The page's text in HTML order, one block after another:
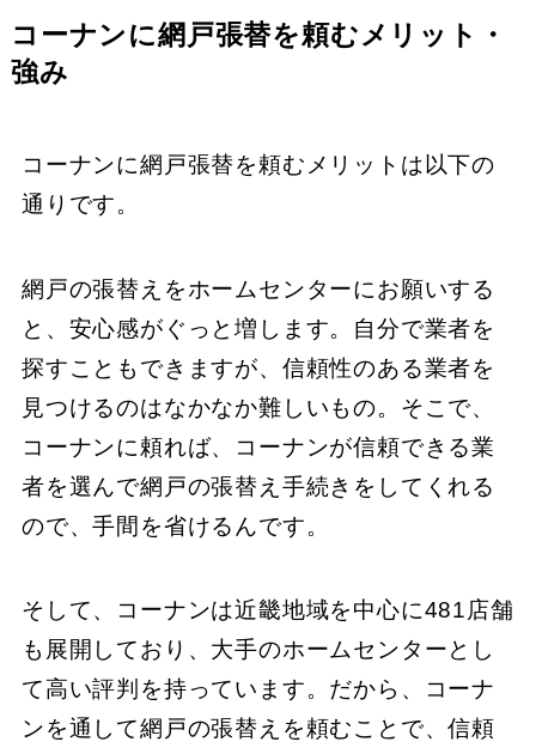
コーナンに網戸張替を頼むメリット・
強み
コーナンに網戸張替を頼むメリットは以下の
通りです。
網戸の張替えをホームセンターにお願いする
と、安心感がぐっと増します。自分で業者を
探すこともできますが、信頼性のある業者を
見つけるのはなかなか難しいもの。そこで、
コーナンに頼れば、コーナンが信頼できる業
者を選んで網戸の張替え手続きをしてくれる
ので、手間を省けるんです。
そして、コーナンは近畿地域を中心に481店舗
も展開しており、大手のホームセンターとし
て高い評判を持っています。だから、コーナ
ンを通して網戸の張替えを頼むことで、信頼